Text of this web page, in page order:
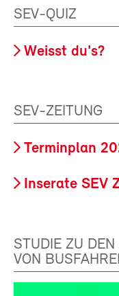
SEV-QUIZ
Weisst du's?
SEV-ZEITUNG
Terminplan
Inserate SEV
STUDIE ZU
VON